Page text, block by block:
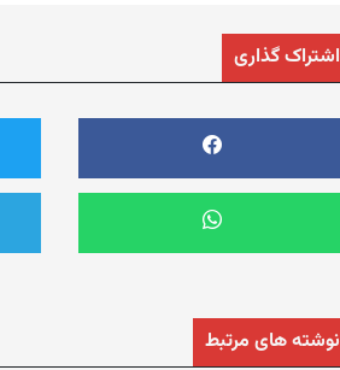
اشتراک گذاری
نوشته های مرتبط